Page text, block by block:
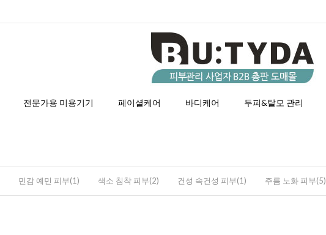
전문가용 미용기기 페이셜케어 바디케어 두피&탈모 관리
민감 예민 피부(1) 색소 침착 피부(2) 건성 속건성 피부(1) 주름 노화 피부(5)